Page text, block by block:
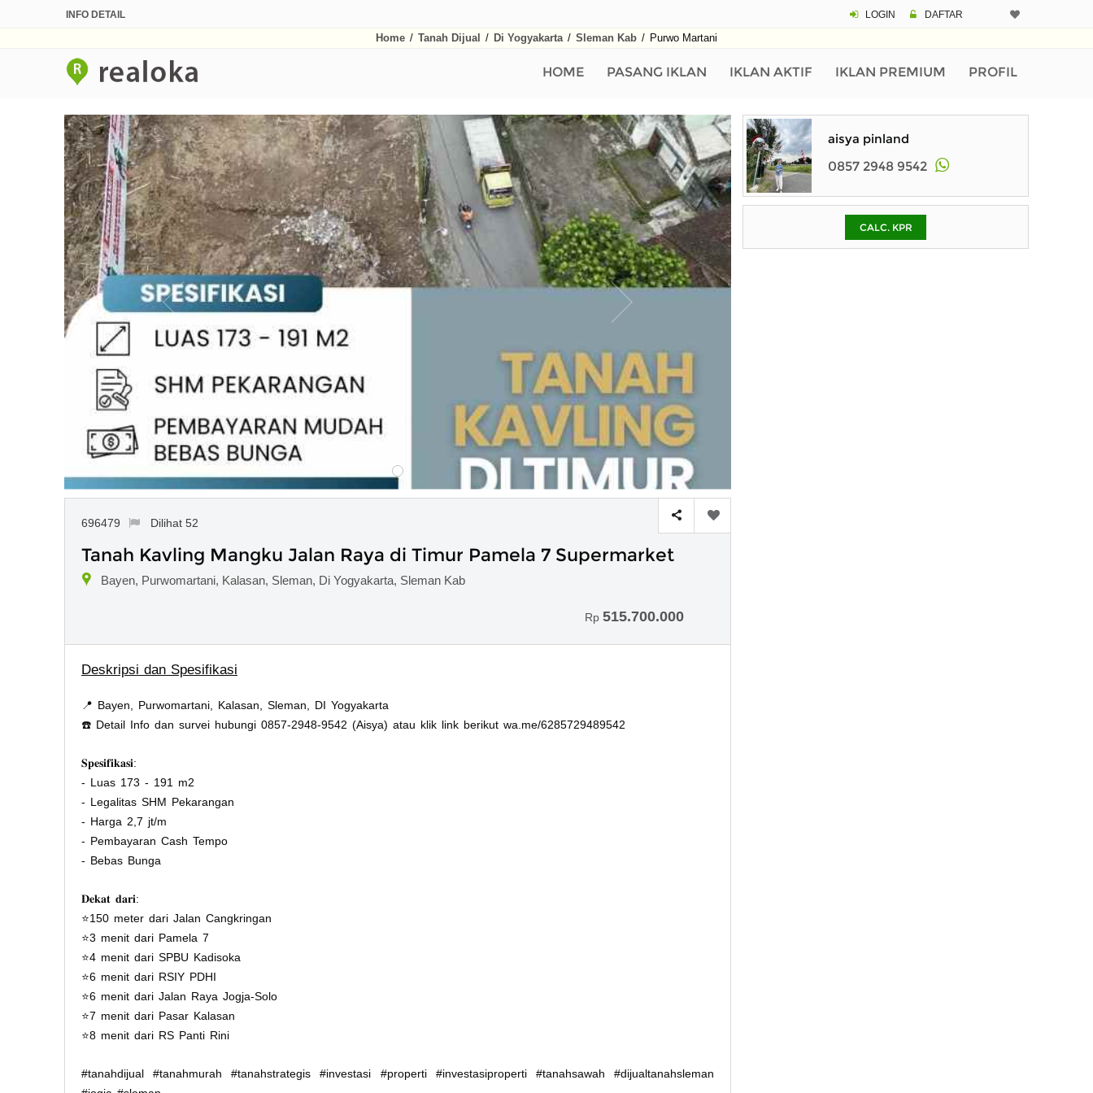
INFO DETAIL LOGIN DAFTAR
Home / Tanah Dijual / Di Yogyakarta / Sleman Kab / Purwo Martani
HOME PASANG IKLAN IKLAN AKTIF IKLAN PREMIUM PROFIL
696479 Dilihat 52
Tanah Kavling Mangku Jalan Raya di Timur Pamela 7 Supermarket
Bayen, Purwomartani, Kalasan, Sleman, Di Yogyakarta, Sleman Kab
Rp 515.700.000
Deskripsi dan Spesifikasi
📍 Bayen, Purwomartani, Kalasan, Sleman, DI Yogyakarta
☎️ Detail Info dan survei hubungi 0857-2948-9542 (Aisya) atau klik link berikut wa.me/6285729489542
𝐒𝐩𝐞𝐬𝐢𝐟𝐢𝐤𝐚𝐬𝐢:
- Luas 173 - 191 m2
- Legalitas SHM Pekarangan
- Harga 2,7 jt/m
- Pembayaran Cash Tempo
- Bebas Bunga
𝐃𝐞𝐤𝐚𝐭 𝐝𝐚𝐫𝐢:
⭐️150 meter dari Jalan Cangkringan
⭐️3 menit dari Pamela 7
⭐️4 menit dari SPBU Kadisoka
⭐️6 menit dari RSIY PDHI
⭐️6 menit dari Jalan Raya Jogja-Solo
⭐️7 menit dari Pasar Kalasan
⭐️8 menit dari RS Panti Rini
#tanahdijual #tanahmurah #tanahstrategis #investasi #properti #investasiproperti #tanahsawah #dijualtanahsleman
Pinjaman (PIN)
pada kotak-
aisya pinland
0857 2948 9542
CALC. KPR